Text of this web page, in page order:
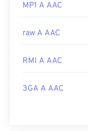
MP1 A AAC
raw A AAC
RMI A AAC
3GA A AAC